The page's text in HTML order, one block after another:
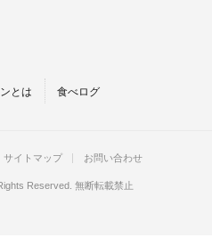
とは 食べログ
サイトマップ お問い合わせ
Reserved. 無断転載禁止